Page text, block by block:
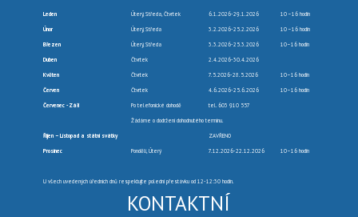
Leden Úterý, Středa, Čtvrtek 6.1.2026-29.1.2026 10 –16 hodin
Únor Úterý, Středa 3.2.2026-25.2.2026 10 –16 hodin
Březen Úterý, Středa 3.3.2026-25.3.2026 10–16 hodin
Duben Čtvrtek 2.4.2026-30.4.2026
Květen Čtvrtek 7.5.2026-28.5.2026 10–16 hodin
Červen Čtvrtek 4.6.2026-25.6.2026 10–16 hodin
Červenec -Září Po telefonické dohodě tel. 603 910 557
Žádáme o dodržení dohodnutého termínu.
Říjen – Listopad a státní svátky ZAVŘENO
Prosinec Pondělí, Úterý 7.12.2026-22.12.2026 10–16 hodin
U všech uvedených úředních dnů respektujte polední přestávku od 12-12:30 hodin.
KONTAKTNÍ